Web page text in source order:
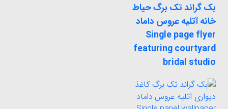
بک گراند تک برگ حیاط
خانه آتلیه عروس داماد
Single page flyer
featuring courtyard
bridal studio